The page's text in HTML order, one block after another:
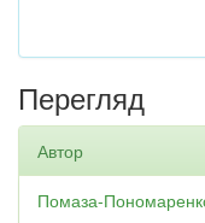
Перегляд
Автор
Помаза-